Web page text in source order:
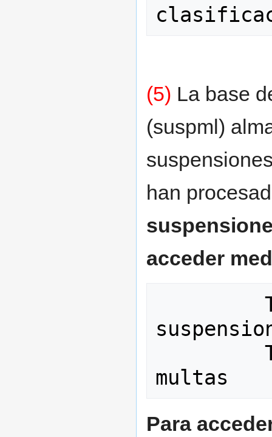
(5) La base
(suspml)
han
acceder
Para